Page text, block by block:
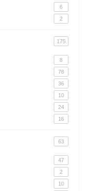
6
2
175
8
78
36
10
24
16
63
47
2
10